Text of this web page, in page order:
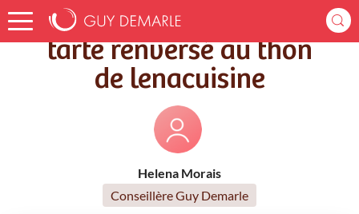
Accueil Recettes tarte renversé au thon de lenacuisine
tarte renversé au thon
de lenacuisine
Helena Morais
Conseillère Guy Demarle